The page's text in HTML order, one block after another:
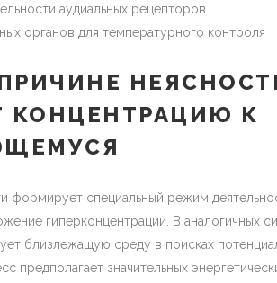
аудиальных рецепторов
органов для температурного контроля
КОНЦЕНТРАЦИЮ К
формирует специальный режим
гиперконцентрации. В аналогичных
близлежащую среду в поисках
предполагает значительных